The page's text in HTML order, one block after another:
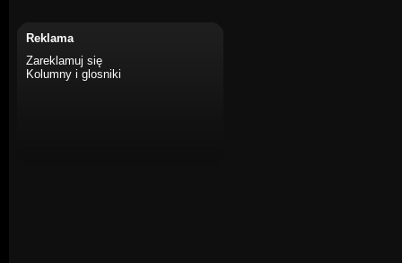
Reklama
Zareklamuj się
Kolumny i glosniki